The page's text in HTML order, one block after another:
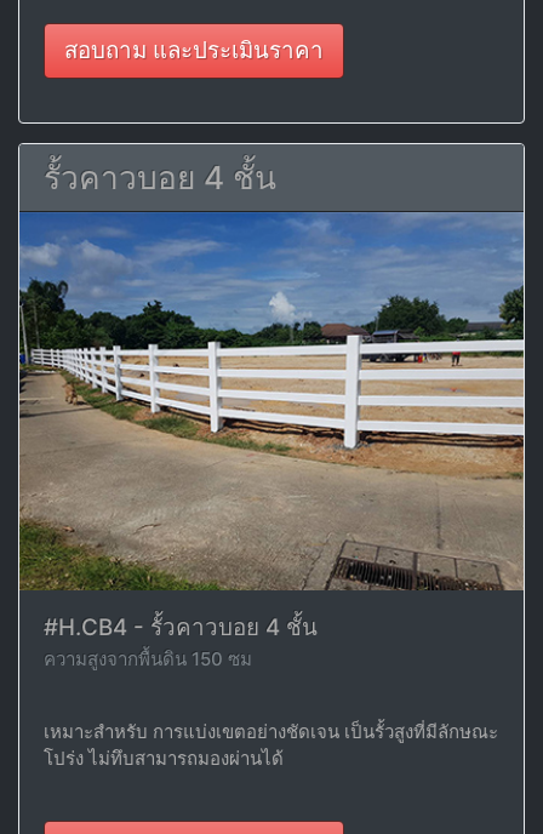
สอบถาม และประเมินราคา
รั้วคาวบอย 4 ชั้น
#H.CB4 - รั้วคาวบอย 4 ชั้น
ความสูงจากพื้นดิน 150 ซม
เหมาะสำหรับ การแบ่งเขตอย่างชัดเจน เป็นรั้วสูงที่มีลักษณะ
โปร่ง ไม่ทึบสามารถมองผ่านได้